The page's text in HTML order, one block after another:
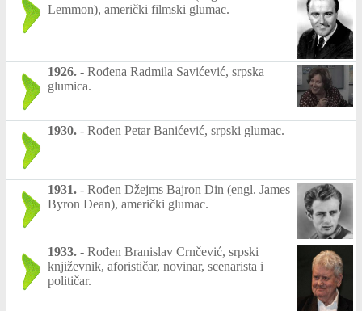
Lemmon), američki filmski glumac.
1926. - Rođena Radmila Savićević, srpska
glumica.
1930. - Rođen Petar Banićević, srpski glumac.
1931. - Rođen Džejms Bajron Din (engl. James
Byron Dean), američki glumac.
1933. - Rođen Branislav Crnčević, srpski
književnik, aforističar, novinar, scenarista i
političar.